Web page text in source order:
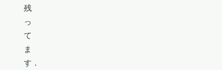
残
っ
て
ま
す．